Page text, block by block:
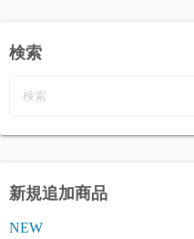
検索
新規追加商品
NEW